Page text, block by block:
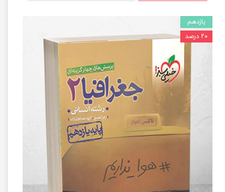
یازدهم
۲۰ درصد